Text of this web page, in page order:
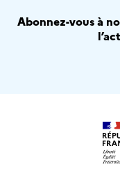
Abonnez-vous à